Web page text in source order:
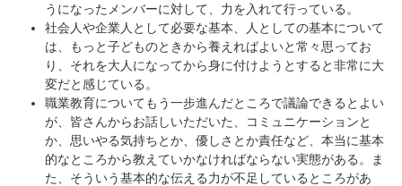
うになったメンバーに対して、力を入れて行っている。
社会人や企業人として必要な基本、人としての基本について
は、もっと子どものときから養えればよいと常々思ってお
り、それを大人になってから身に付けようとすると非常に大
変だと感じている。
職業教育についてもう一步進んだところで議論できるとよい
が、皆さんからお話しいただいた、コミュニケーションと
か、思いやる気持ちとか、優しさとか責任など、本当に基本
的なところから教えていかなければならない実態がある。ま
た、そういう基本的な伝える力が不足しているところがあ